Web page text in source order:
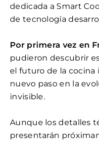
dedicada a Smart
de tecnología
Por primera vez en
pudieron descubrir
el futuro de la
nuevo paso en la
invisible.
Aunque los detalles
presentarán